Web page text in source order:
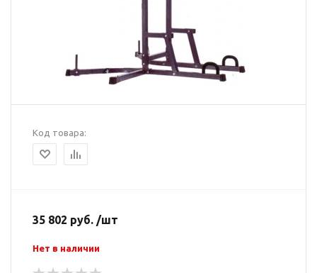
Код товара:
35 802 руб. /шт
Нет в наличии